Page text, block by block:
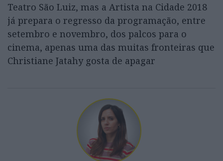
Teatro São Luiz, mas a Artista na Cidade 2018
já prepara o regresso da programação, entre
setembro e novembro, dos palcos para o
cinema, apenas uma das muitas fronteiras que
Christiane Jatahy gosta de apagar